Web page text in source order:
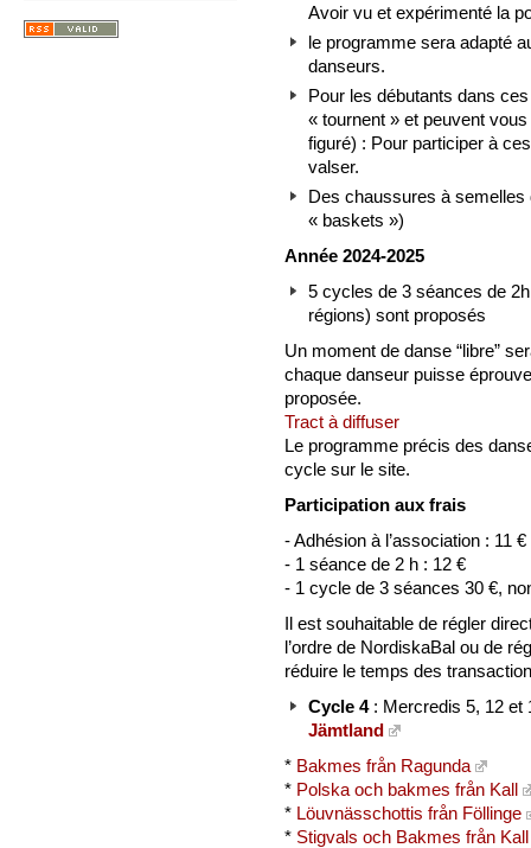
Avoir vu et expérimenté la
le programme sera adapté
danseurs.
Pour les débutants dans
« tournent » et peuvent
figuré) : Pour participer à
valser.
Des chaussures à
« baskets »)
Année 2024-2025
5 cycles de 3 séances de
régions) sont proposés
Un moment de danse “libre”
chaque danseur puisse
proposée.
Tract à diffuser
Le programme précis des
cycle sur le site.
Participation aux frais
- Adhésion à l’association : 11
- 1 séance de 2 h : 12 €
- 1 cycle de 3 séances 30 €,
Il est souhaitable de régler
l’ordre de NordiskaBal ou de
réduire le temps des
Cycle 4: Mercredis 5, 12 et
Jämtland
* Bakmes från Ragunda
* Polska och bakmes från Kall
* Löuvnässchottis från Föllinge
* Stigvals och Bakmes från Kall